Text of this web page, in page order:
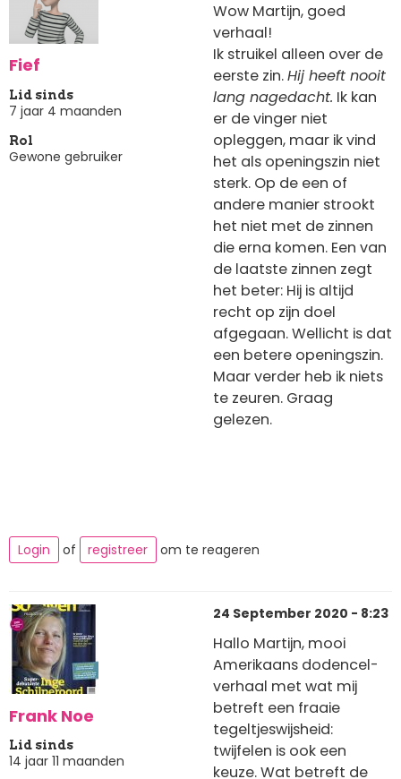
Fief
Lid sinds
7 jaar 4 maanden
Rol
Gewone gebruiker
Wow Martijn, goed
verhaal!
Ik struikel alleen over de
eerste zin.Hij heeft nooit
lang nagedacht. Ik kan
er de vinger niet
opleggen, maar ik vind
het als openingszin niet
sterk. Op de een of
andere manier strookt
het niet met de zinnen
die erna komen. Een van
de laatste zinnen zegt
het beter: Hij is altijd
recht op zijn doel
afgegaan. Wellicht is dat
een betere openingszin.
Maar verder heb ik niets
te zeuren. Graag
gelezen.
Login of registreer om te reageren
Frank Noe
Lid sinds
14 jaar 11 maanden
24 September 2020 - 8:23
Hallo Martijn, mooi
Amerikaans dodencel-
verhaal met wat mij
betreft een fraaie
tegeltjeswijsheid:
twijfelen is ook een
keuze. Wat betreft de